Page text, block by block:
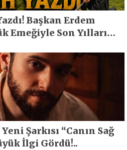
Başkan Erdem
Emeğiyle Son Yılların
Şarkısı “Canın Sağ
İlgi Gördü!..